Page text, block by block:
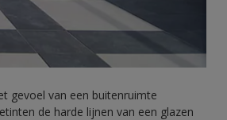
gevoel van een buitenruimte
de harde lijnen van een glazen